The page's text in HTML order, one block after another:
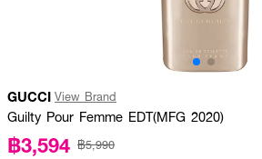
GUCCI View Brand
Guilty Pour Femme EDT(MFG 2020)
฿3,594 ฿5,990